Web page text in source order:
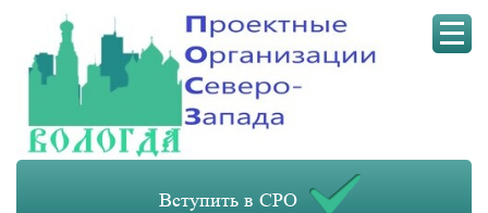
Вступить в СРО